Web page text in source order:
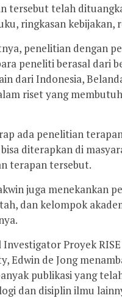
tersebut telah
ringkasan
penelitian dengan
peneliti berasal dari
dari Indonesia,
riset yang
ada penelitian
diterapkan di
terapan tersebut.
juga menekankan
dan kelompok
Proyek
Edwin de Jong
publikasi yang
dan disiplin ilmu